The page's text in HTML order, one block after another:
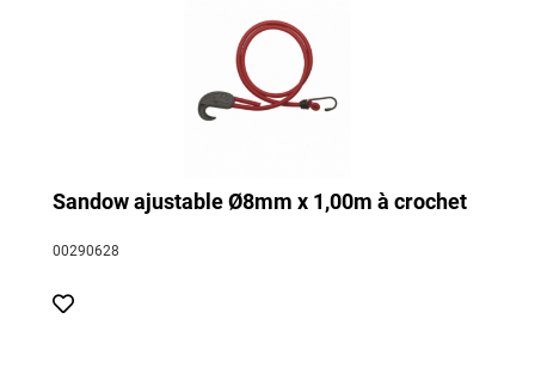
Sandow ajustable Ø8mm x 1,00m à crochet
00290628